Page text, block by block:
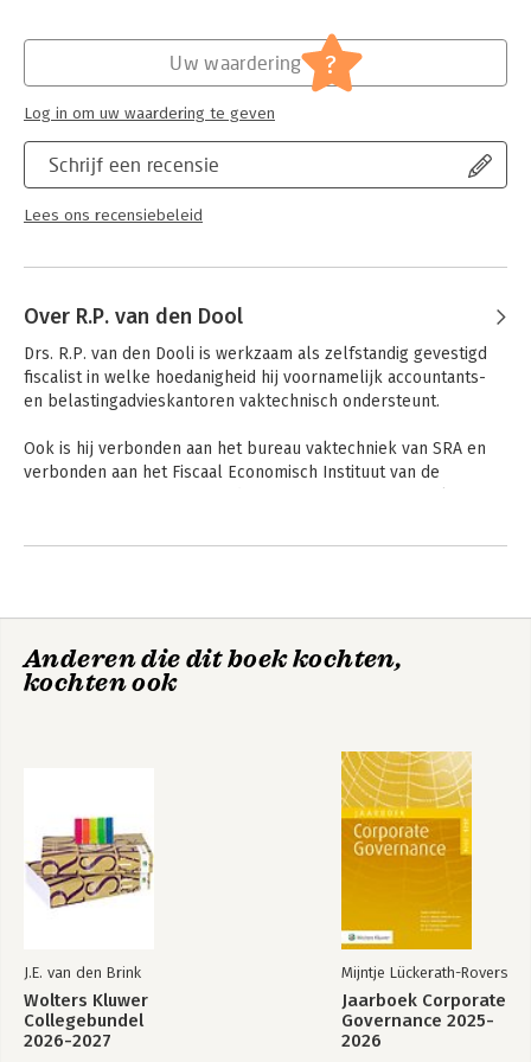
tussen de onderneming en de fiscale specialist ambiëren. Denk
aan economen, accountants, controllers, (bedrijfs)juristen en
Elementair Belastingrecht (theorieboek) 2025/2026:
- Complete en toegankelijke inleiding van het belastingrecht
- Concrete praktijkvoorbeelden
- Diverse bijzonderheden, zoals fusies, ondernemersfaciliteiten
Belastingrecht algemeen
Serie:
Elementair Belastingrecht voor
Schrijf een recensie
Lees ons recensiebeleid
Uw waardering ?
Log in om uw waardering te geven
Over R.P. van den Dool
Drs. R.P. van den Dooli is werkzaam als zelfstandig gevestigd
fiscalist in welke hoedanigheid hij voornamelijk accountants-
en belastingadvieskantoren vaktechnisch ondersteunt.
Ook is hij verbonden aan het bureau vaktechniek van SRA en
verbonden aan het Fiscaal Economisch Instituut van de
Andere boeken door R.P. van den
Compendium
(theorieboek)
2026/2027
Bekijk alle boeken
Anderen die dit boek kochten,
kochten ook
J.E. van den Brink
Wolters Kluwer
Collegebundel
2026-2027
Mijntje Lückerath-Rovers
Jaarboek Corporate
Governance 2025-
2026